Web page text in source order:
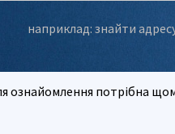
наприклад: знайти
ознайомлення потрібна